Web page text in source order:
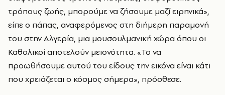
τρόπους ζωής, μπορούμε να ζήσουμε μαζί ειρηνικά»,
είπε ο πάπας, αναφερόμενος στη διήμερη παραμονή
του στην Αλγερία, μια μουσουλμανική χώρα όπου οι
Καθολικοί αποτελούν μειονότητα. «Το να
προωθήσουμε αυτού του είδους την εικόνα είναι κάτι
που χρειάζεται ο κόσμος σήμερα», πρόσθεσε.